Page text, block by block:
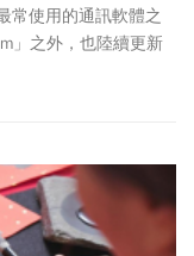
常使用的通訊軟體之
」之外，也陸續更新
安卓用戶也能率先